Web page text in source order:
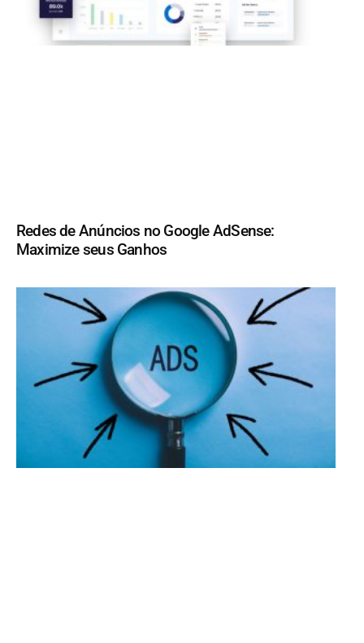
Redes de Anúncios no Google AdSense:
Maximize seus Ganhos